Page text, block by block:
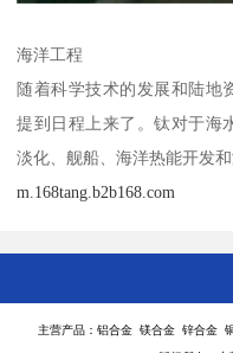
海洋工程
随着科学技术的发展和陆地
提到日程上来了。钛对于海
淡化、舰船、海洋热能开发
m.168tang.b2b168.com
主营产品：铝合金 镁合金 锌合金